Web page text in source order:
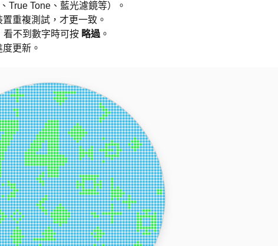
True Tone、藍光濾鏡等）。
重複測試，才更一致。
看不到數字時可按 略過 。
更新。